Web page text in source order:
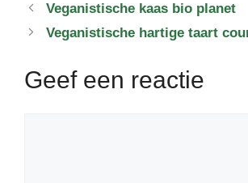
Veganistische kaas bio planet
Veganistische hartige taart
Geef een reactie